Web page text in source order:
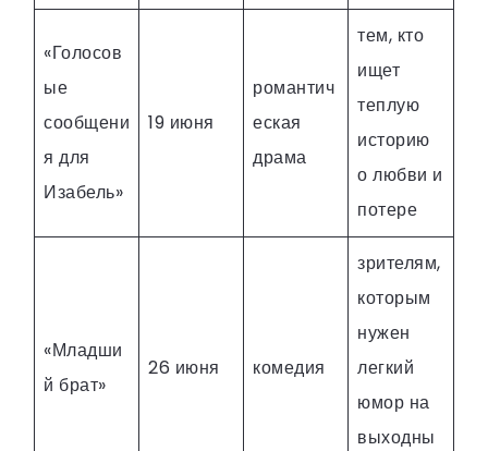
«Голосов
ые
сообщени
я для
Изабель»
19 июня
романтич
еская
драма
тем, кто
ищет
теплую
историю
о любви и
потере
«Младши
й брат»
26 июня комедия
зрителям,
которым
нужен
легкий
юмор на
выходны